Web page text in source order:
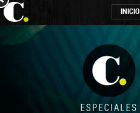
INICIO